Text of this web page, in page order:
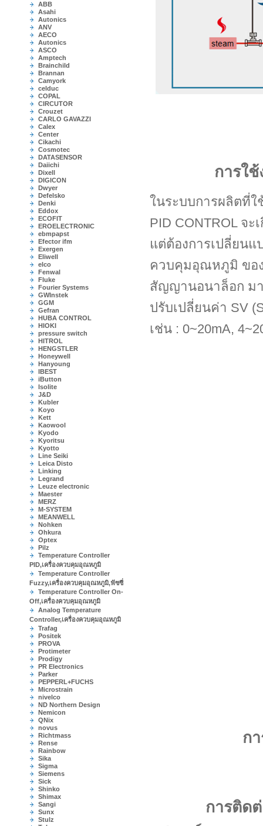
ABB
Asahi
Autonics
ANV
AECO
Autonics
ASCO
Amptech
Brainchild
Brannan
Camyork
celduc
COPAL
CIRCUTOR
Crouzet
CARLO GAVAZZI
Calex
Center
Cikachi
Cosmotec
DATASENSOR
Daiichi
Dixell
DIGICON
Dwyer
Defelsko
Denki
Eddox
ECOFIT
EROELECTRONIC
ebmpapst
Efector ifm
Exergen
Eliwell
elco
Fenwal
Fluke
Fourier Systems
GWInstek
GGM
Gefran
HUBA CONTROL
HIOKI
pressure switch
HITROL
HENGSTLER
Honeywell
Hanyoung
IBEST
iButton
Isolite
J&D
Kubler
Koyo
Kett
Kaowool
Kyodo
Kyoritsu
Kyotto
Line Seiki
Leica Disto
Linking
Legrand
Leuze electronic
Maester
MERZ
M-SYSTEM
MEANWELL
Nohken
Ohkura
Optex
Pilz
Temperature Controller
PID,เครื่องควบคุมอุณหภูมิ
Temperature Controller
Fuzzy,เครื่องควบคุมอุณหภูมิ,ฟัซซี่
Temperature Controller On-
Off,เครื่องควบคุมอุณหภูมิ
Analog Temperature
Controller,เครื่องควบคุมอุณหภูมิ
Trafag
Positek
PROVA
Protimeter
Prodigy
PR Electronics
Parker
PEPPERL+FUCHS
Microstrain
nivelco
ND Northern Design
Nemicon
QNix
novus
Richtmass
Rense
Rainbow
Sika
Sigma
Siemens
Sick
Shinko
Shimax
Sangi
Sunx
Stulz
การใ
ในระบบการผลิตที่ใ
PID CONTROL จ
แต่ต้องการเปลี่ยนแ
ควบคุมอุณหภูมิ ขอ
สัญญานอนาล็อก มา
ปรับเปลี่ยนค่า SV
เช่น : 0~20mA,
ก
การติด